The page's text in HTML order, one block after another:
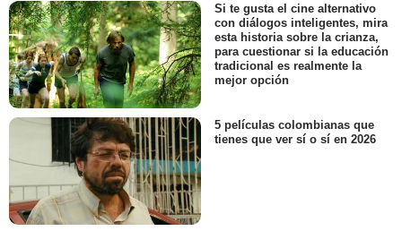
Si te gusta el cine alternativo
con diálogos inteligentes, mira
esta historia sobre la crianza,
para cuestionar si la educación
tradicional es realmente la
mejor opción
5 películas colombianas que
tienes que ver sí o sí en 2026